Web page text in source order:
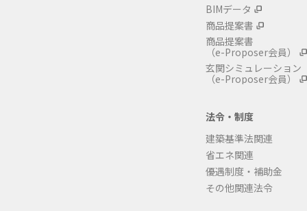
BIMデータ
商品提案書
商品提案書
（e-Proposer会員）
玄関シミュレーション
（e-Proposer会員）
法令・制度
建築基準法関連
省エネ関連
優遇制度・補助金
その他関連法令